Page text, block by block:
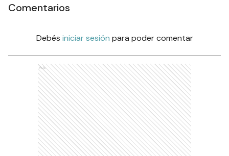
Comentarios
Debés iniciar sesión para poder comentar
Ads